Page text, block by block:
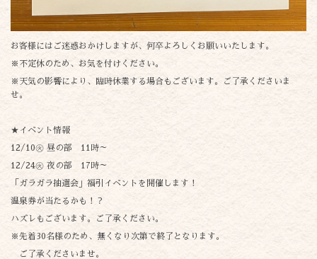
お客様にはご迷惑おかけしますが、何卒よろしくお願いいたします。
※不定休のため、お気を付けください。
※天気の影響により、臨時休業する場合もございます。ご了承くださいま
せ。
★イベント情報
12/10㊋ 昼の部 11時～
12/24㊋ 夜の部 17時～
「ガラガラ抽選会」福引イベントを開催します！
温泉券が当たるかも！？
ハズレもございます。ご了承ください。
※先着30名様のため、無くなり次第で終了となります。
ご了承くださいませ。